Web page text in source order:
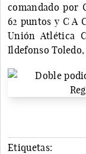
comandado por
62 puntos y C A
Unión Atlética
Ildefonso Toledo,
Etiquetas: